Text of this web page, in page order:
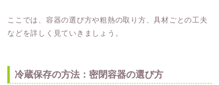
ここでは、容器の選び方や粗熱の取り方、具材ごとの工夫
などを詳しく見ていきましょう。
冷蔵保存の方法：密閉容器の選び方